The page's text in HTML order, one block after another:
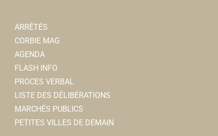
ARRÊTÉS
CORBIE MAG
AGENDA
FLASH INFO
PROCES VERBAL
LISTE DES DÉLIBÉRATIONS
MARCHÉS PUBLICS
PETITES VILLES DE DEMAIN